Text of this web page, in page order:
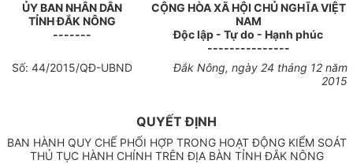
ỦY BAN NHÂN DÂN
TỈNH ĐẮK NÔNG
-------
CỘNG HÒA XÃ HỘI CHỦ NGHĨA VIỆT
NAM
Độc lập - Tự do - Hạnh phúc
---------------
Số: 44/2015/QĐ-UBND Đắk Nông, ngày 24 tháng 12 năm
2015
QUYẾT ĐỊNH
BAN HÀNH QUY CHẾ PHỐI HỢP TRONG HOẠT ĐỘNG KIỂM SOÁT
THỦ TỤC HÀNH CHÍNH TRÊN ĐỊA BÀN TỈNH ĐẮK NÔNG